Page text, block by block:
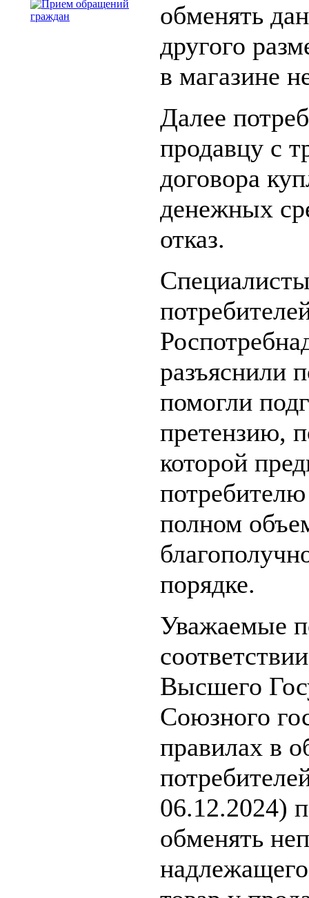
обменять
другого
в магазине
Далее
продавцу с
договора
денежных
отказ.
разъяснили
помогли
претензию,
которой
полном
порядке.
Уважаемые
Высшего
Союзного
правилах в
06.12.2024)
обменять